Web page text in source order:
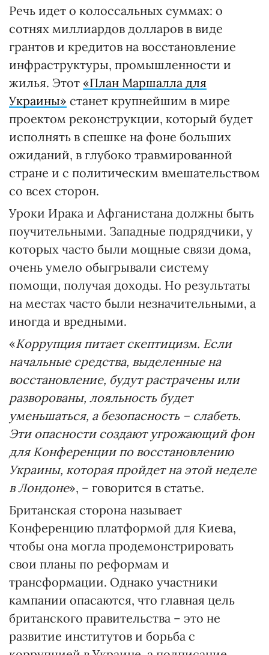
Речь идет о колоссальных суммах: о
сотнях миллиардов долларов в виде
грантов и кредитов на восстановление
инфраструктуры, промышленности и
жилья. Этот «План Маршалла для
Украины» станет крупнейшим в мире
проектом реконструкции, который будет
исполнять в спешке на фоне больших
ожиданий, в глубоко травмированной
стране и с политическим вмешательством
со всех сторон.
Уроки Ирака и Афганистана должны быть
поучительными. Западные подрядчики, у
которых часто были мощные связи дома,
очень умело обыгрывали систему
помощи, получая доходы. Но результаты
на местах часто были незначительными, а
иногда и вредными.
«Коррупция питает скептицизм. Если
начальные средства, выделенные на
восстановление, будут растрачены или
разворованы, лояльность будет
уменьшаться, а безопасность – слабеть.
Эти опасности создают угрожающий фон
для Конференции по восстановлению
Украины, которая пройдет на этой неделе
в Лондоне», – говорится в статье.
Британская сторона называет
Конференцию платформой для Киева,
чтобы она могла продемонстрировать
свои планы по реформам и
трансформации. Однако участники
кампании опасаются, что главная цель
британского правительства – это не
развитие институтов и борьба с